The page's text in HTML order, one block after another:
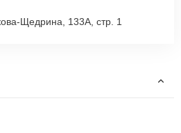
Щедрина, 133А, стр. 1